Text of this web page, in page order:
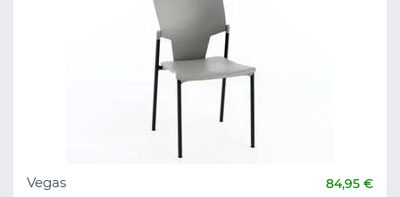
Vegas 84,95 €